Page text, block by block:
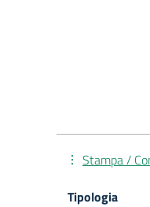
Stampa /
Tipologia